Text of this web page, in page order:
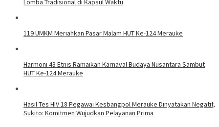
Lomba Tradisional di Kapsul Waktu
119 UMKM Meriahkan Pasar Malam HUT Ke-124 Merauke
Harmoni 43 Etnis Ramaikan Karnaval Budaya Nusantara Sambut
HUT Ke-124 Merauke
Hasil Tes HIV 18 Pegawai Kesbangpol Merauke Dinyatakan Negatif,
Sukito: Komitmen Wujudkan Pelayanan Prima